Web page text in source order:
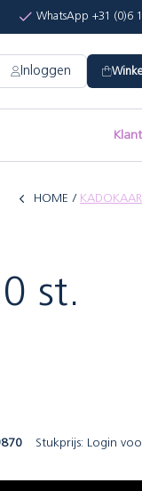
WhatsApp +31 (0)6
Inloggen
HOME
st.
Stukprijs: Login